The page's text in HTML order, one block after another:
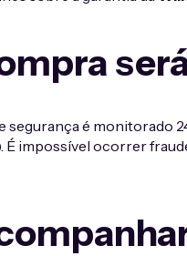
segurança é monitorado
impossível ocorrer